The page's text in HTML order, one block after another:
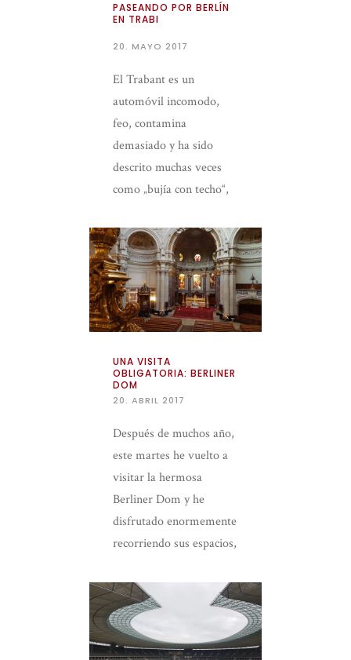
PASEANDO POR BERLÍN
EN TRABI
20. MAYO 2017
El Trabant es un
automóvil incomodo,
feo, contamina
demasiado y ha sido
descrito muchas veces
como „bujía con techo“,
ex-ciudad de los espías,
en estos pequeños […]
UNA VISITA
OBLIGATORIA: BERLINER
DOM
20. ABRIL 2017
Después de muchos año,
este martes he vuelto a
visitar la hermosa
Berliner Dom y he
disfrutado enormemente
recorriendo sus espacios,
pesar de los cientos […]